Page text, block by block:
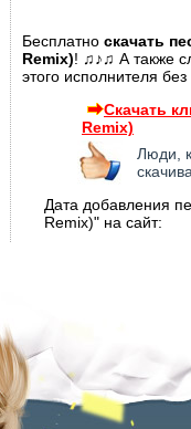
Бесплатно скачать
Remix)! ♫♪♫ А также
этого исполнителя
Скачать
Remix)
Люди,
Дата добавления
Remix)" на сайт: